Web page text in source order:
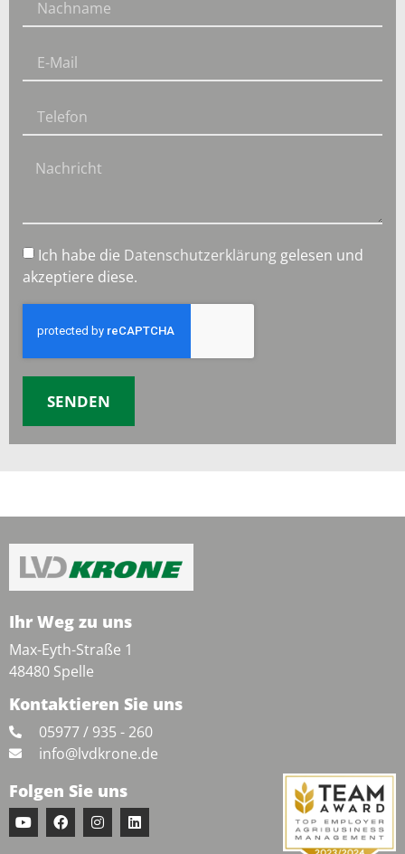
Ich habe die Datenschutzerklärung gelesen und
akzeptiere diese.
SENDEN
Ihr Weg zu uns
Max-Eyth-Straße 1
48480 Spelle
Kontaktieren Sie uns
05977 / 935 - 260
info@lvdkrone.de
Folgen Sie uns